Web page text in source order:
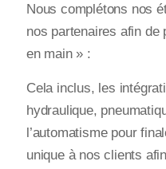
Nous complétons nos
nos partenaires afin de
en main » :
Cela inclus, les
hydraulique,
l’automatisme pour
unique à nos clients